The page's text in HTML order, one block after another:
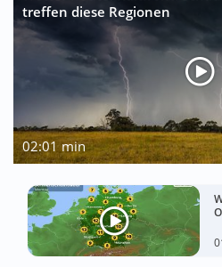
treffen diese Regionen
02:01 min